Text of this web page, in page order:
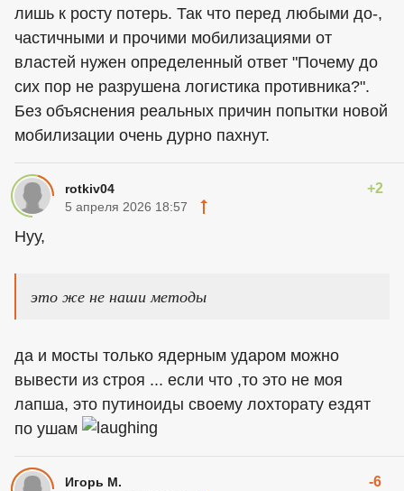
лишь к росту потерь. Так что перед любыми до-,
частичными и прочими мобилизациями от
властей нужен определенный ответ "Почему до
сих пор не разрушена логистика противника?".
Без объяснения реальных причин попытки новой
мобилизации очень дурно пахнут.
rotkiv04 +2
5 апреля 2026 18:57
Нуу,
это же не наши методы
да и мосты только ядерным ударом можно
вывести из строя ... если что ,то это не моя
лапша, это путиноиды своему лохторату ездят
по ушам
Игорь М. -6